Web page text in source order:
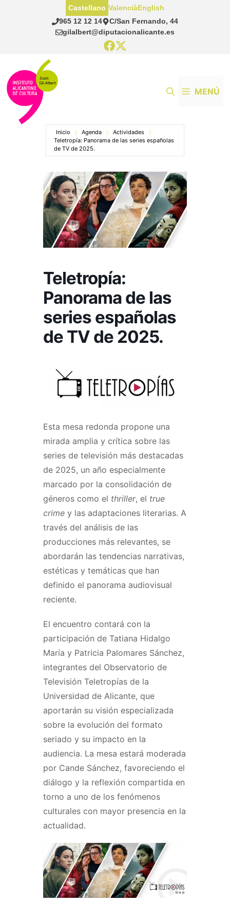
965 12 12 14
C/San Fernando, 44
gilalbert@diputacionalicante.es
Castellano ValenciàEnglish
MENÚ
Inicio Agenda
Actividades
Teletropía: Panorama de las series españolas
de TV de 2025.
Teletropía:
Panorama de las
series españolas
de TV de 2025.
Esta mesa redonda propone una
mirada amplia y crítica sobre las
series de televisión más destacadas
de 2025, un año especialmente
marcado por la consolidación de
géneros como el thriller, el true
crime y las adaptaciones literarias. A
través del análisis de las
producciones más relevantes, se
abordarán las tendencias narrativas,
estéticas y temáticas que han
definido el panorama audiovisual
reciente.
El encuentro contará con la
participación de Tatiana Hidalgo
María y Patricia Palomares Sánchez,
integrantes del Observatorio de
Televisión Teletropías de la
Universidad de Alicante, que
aportarán su visión especializada
sobre la evolución del formato
seriado y su impacto en la
audiencia. La mesa estará moderada
por Cande Sánchez, favoreciendo el
diálogo y la reflexión compartida en
torno a uno de los fenómenos
culturales con mayor presencia en la
actualidad.